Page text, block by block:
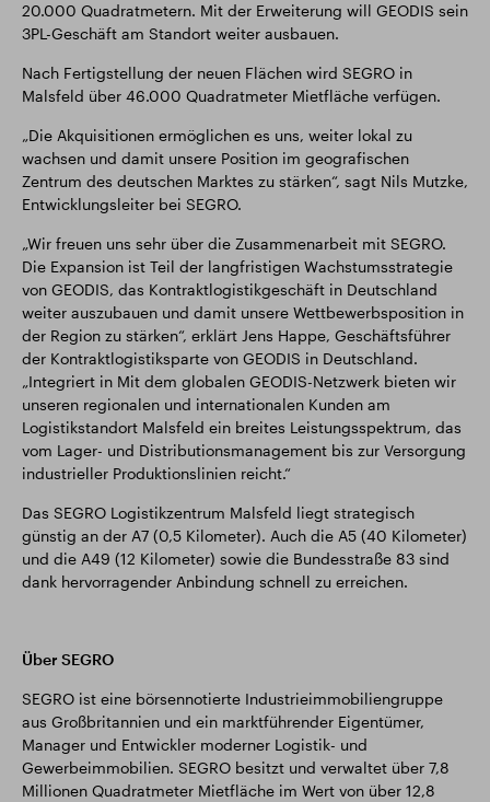
20.000 Quadratmetern. Mit der Erweiterung will GEODIS sein
3PL-Geschäft am Standort weiter ausbauen.
Nach Fertigstellung der neuen Flächen wird SEGRO in
Malsfeld über 46.000 Quadratmeter Mietfläche verfügen.
„Die Akquisitionen ermöglichen es uns, weiter lokal zu
wachsen und damit unsere Position im geografischen
Zentrum des deutschen Marktes zu stärken“, sagt Nils Mutzke,
Entwicklungsleiter bei SEGRO.
„Wir freuen uns sehr über die Zusammenarbeit mit SEGRO.
Die Expansion ist Teil der langfristigen Wachstumsstrategie
von GEODIS, das Kontraktlogistikgeschäft in Deutschland
weiter auszubauen und damit unsere Wettbewerbsposition in
der Region zu stärken“, erklärt Jens Happe, Geschäftsführer
der Kontraktlogistiksparte von GEODIS in Deutschland.
„Integriert in Mit dem globalen GEODIS-Netzwerk bieten wir
unseren regionalen und internationalen Kunden am
Logistikstandort Malsfeld ein breites Leistungsspektrum, das
vom Lager- und Distributionsmanagement bis zur Versorgung
industrieller Produktionslinien reicht.“
Das SEGRO Logistikzentrum Malsfeld liegt strategisch
günstig an der A7 (0,5 Kilometer). Auch die A5 (40 Kilometer)
und die A49 (12 Kilometer) sowie die Bundesstraße 83 sind
dank hervorragender Anbindung schnell zu erreichen.
Über SEGRO
SEGRO ist eine börsennotierte Industrieimmobiliengruppe
aus Großbritannien und ein marktführender Eigentümer,
Manager und Entwickler moderner Logistik- und
Gewerbeimmobilien. SEGRO besitzt und verwaltet über 7,8
Millionen Quadratmeter Mietfläche im Wert von über 12,8